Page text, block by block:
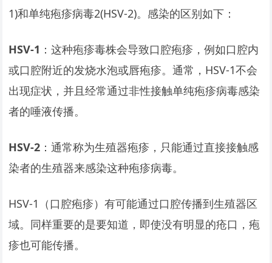
1)和单纯疱疹病毒2(HSV-2)。感染的区别如下：
HSV-1 ：这种疱疹毒株会导致口腔疱疹，例如口腔内
或口腔附近的发烧水泡或唇疱疹。通常，HSV-1不会
出现症状，并且经常通过非性接触单纯疱疹病毒感染
者的唾液传播。
HSV-2 ：通常称为生殖器疱疹，只能通过直接接触感
染者的生殖器来感染这种疱疹病毒。
HSV-1（口腔疱疹）有可能通过口腔传播到生殖器区
域。同样重要的是要知道，即使没有明显的疮口，疱
疹也可能传播。